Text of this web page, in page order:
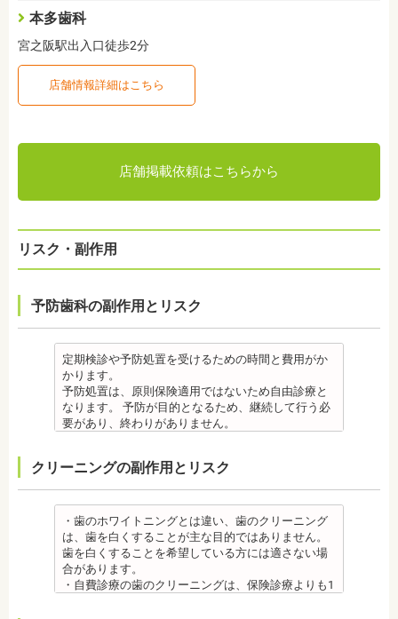
本多歯科
宮之阪駅出入口徒歩2分
店舗情報詳細はこちら
店舗掲載依頼はこちらから
リスク・副作用
予防歯科の副作用とリスク
定期検診や予防処置を受けるための時間と費用がか
かります。
予防処置は、原則保険適用ではないため自由診療と
なります。 予防が目的となるため、継続して行う必
要があり、終わりがありません。
日本歯科大学新潟生命歯学部卒業
新潟大学医歯学総合病院にて研修
都内歯科医院にて勤務
クリーニングの副作用とリスク
・歯のホワイトニングとは違い、歯のクリーニング
は、歯を白くすることが主な目的ではありません。
歯を白くすることを希望している方には適さない場
合があります。
・自費診療の歯のクリーニングは、保険診療よりも1